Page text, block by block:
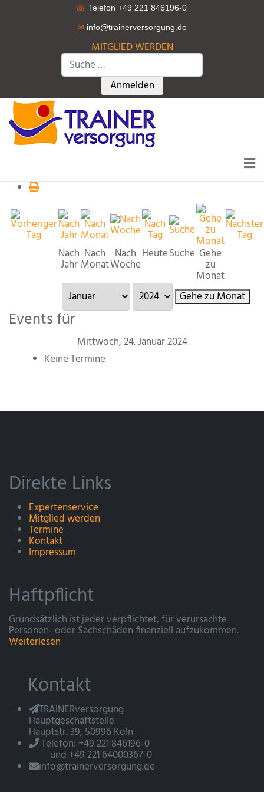
☏ Telefon +49 221 846196-0
✉ info@trainerversorgung.de
MITGLIED WERDEN
Suchen
Type 2 or more characters for
Anmelden
Nach
Jahr
Nach
Monat
Nach
Woche
HeuteSuche Gehe
zu
Monat
Gehe zu Monat
Events für
Mittwoch, 24. Januar 2024
Keine Termine
Direkte Links
Expertenservice
Mitglied werden
Termine
Kontakt
Impressum
Haftpflicht
Grundsätzlich ist jeder verpflichtet, für verursachte
Personen- oder Sachschäden finanziell aufzukommen.
Weiterlesen
Kontakt
TRAINERversorgung
Hauptgeschäftstelle
Hauptstr. 39, 50996 Köln
Telefon: +49 221 846196-0
und +49 221 64000367-0
info@trainerversorgung.de